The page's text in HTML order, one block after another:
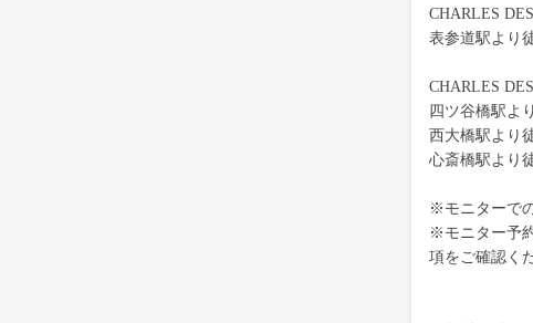
CHARLES
表参道駅より
CHARLES
四ツ谷橋駅よ
西大橋駅より
心斎橋駅より
※モニターで
※モニター予
項をご確認く